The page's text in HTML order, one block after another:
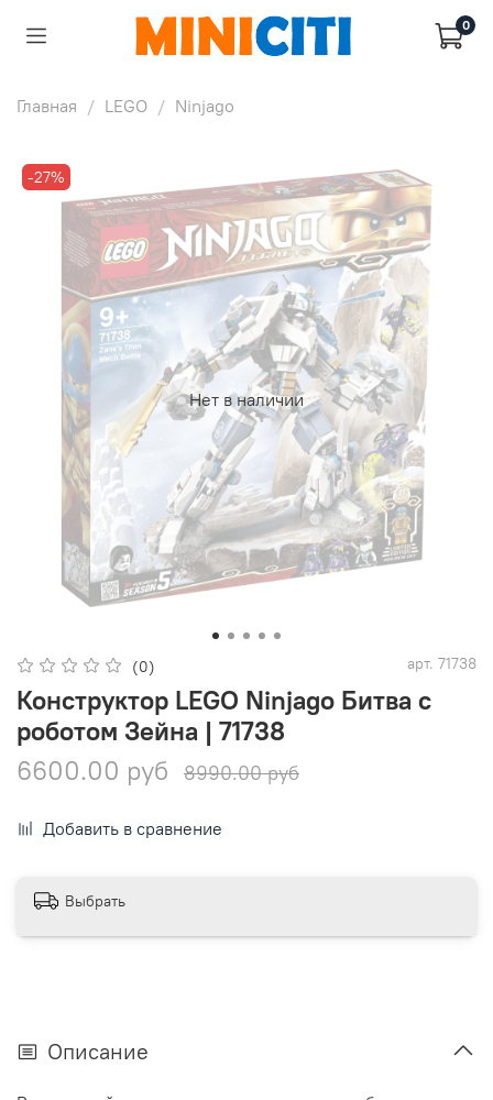
0
Главная LEGO Ninjago
Нет в наличии
-27%
(0) арт. 71738
Конструктор LEGO Ninjago Битва с
роботом Зейна | 71738
6600.00 руб
8990.00 руб
Добавить в сравнение
Выбрать
Описание